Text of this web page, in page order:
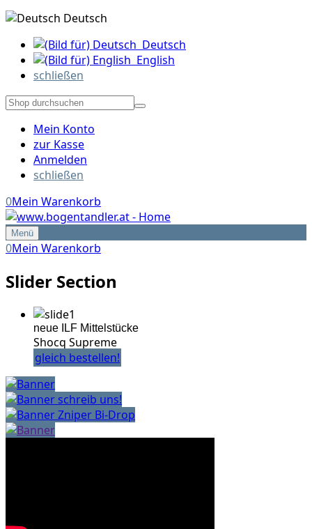
Deutsch
Deutsch
English
schließen
Mein Konto
zur Kasse
Anmelden
schließen
0Mein Warenkorb
Menü
0Mein Warenkorb
Slider Section
neue ILF Mittelstücke
Shocq Supreme
gleich bestellen!
schreib uns!
Zniper Bi-Drop